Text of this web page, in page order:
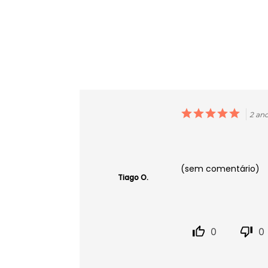
Tiago O.
2
(sem comentário)
0 0